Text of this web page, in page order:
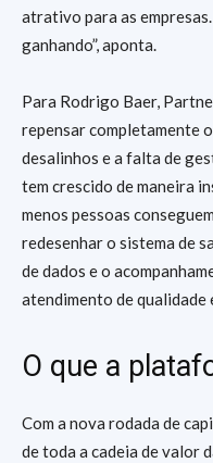
atrativo para as
ganhando”, aponta.
Para Rodrigo Baer,
repensar completamente
desalinhos e a falta de
tem crescido de maneira
menos pessoas
redesenhar o sistema de
de dados e o
atendimento de qualidade
O que a
Com a nova rodada de
de toda a cadeia de valor